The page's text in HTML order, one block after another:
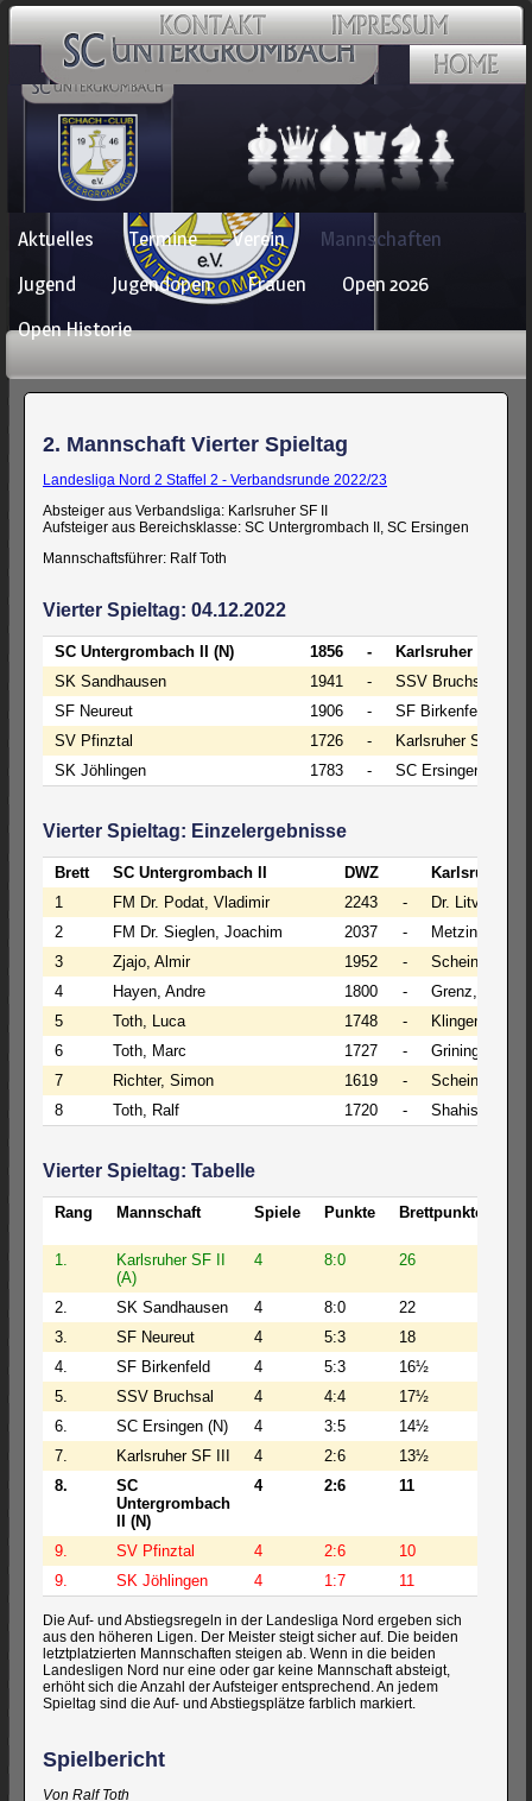
Navigation
überspringen
Aktuelles Termine Verein
Mannschaften
Jugend
Jugendopen Frauen
Open 2026
Open Historie
2. Mannschaft Vierter Spieltag
Landesliga Nord 2 Staffel 2 - Verbandsrunde 2022/23
Absteiger aus Verbandsliga: Karlsruher SF II
Aufsteiger aus Bereichsklasse: SC Untergrombach II, SC Ersingen
Mannschaftsführer: Ralf Toth
Vierter Spieltag: 04.12.2022
SC Untergrombach II (N) 1856 -
Karlsruher SF III
SK Sandhausen
1941 -
SSV Bruchsal
SF Neureut
1906 -
SF Birkenfeld
SV Pfinztal
1726 -
Karlsruher SF II (A)
SK Jöhlingen
1783 - SC Ersingen (N)
Vierter Spieltag: Einzelergebnisse
Brett SC Untergrombach II DWZ
Karlsruher
1
FM Dr. Podat, Vladimir 2243 -
Dr. Litvinov,
2
FM Dr. Sieglen, Joachim 2037 -
Metzinger,
3
Zjajo, Almir 1952 -
Scheinyn,
4
Hayen, Andre 1800 -
Grenz, Tobias
5
Toth, Luca 1748 -
Klingenberg,
6
Toth, Marc 1727 -
Grining, Maria
7
Richter, Simon 1619 -
Scheinmaier,
8
Toth, Ralf 1720 - Shahisavandi,
Vierter Spieltag: Tabelle
Rang Mannschaft Spiele Punkte Brettpunkte
1.
Karlsruher SF II
(A)
4 8:0 26
2. SK Sandhausen 4 8:0 22
3.
SF Neureut 4 5:3 18
4.
SF Birkenfeld 4 5:3 16½
5.
SSV Bruchsal 4 4:4 17½
6.
SC Ersingen (N) 4 3:5 14½
7.
Karlsruher SF III 4 2:6 13½
8.
SC
Untergrombach
II (N)
4 2:6 11
9. SV Pfinztal 4 2:6 10
9.
SK Jöhlingen 4 1:7 11
Die Auf- und Abstiegsregeln in der Landesliga Nord ergeben sich
aus den höheren Ligen. Der Meister steigt sicher auf. Die beiden
letztplatzierten Mannschaften steigen ab. Wenn in die beiden
Landesligen Nord nur eine oder gar keine Mannschaft absteigt,
erhöht sich die Anzahl der Aufsteiger entsprechend. An jedem
Spieltag sind die Auf- und Abstiegsplätze farblich markiert.
Spielbericht
Von Ralf Toth